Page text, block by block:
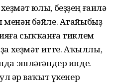
юлы, беҙҙең ғаилә
бәйле. Атайыбыҙ
сыҡҡанға тиклем
хеҙмәт итте. Аҡыллы,
эшләгәндер инде.
һәр ваҡыт үкенер